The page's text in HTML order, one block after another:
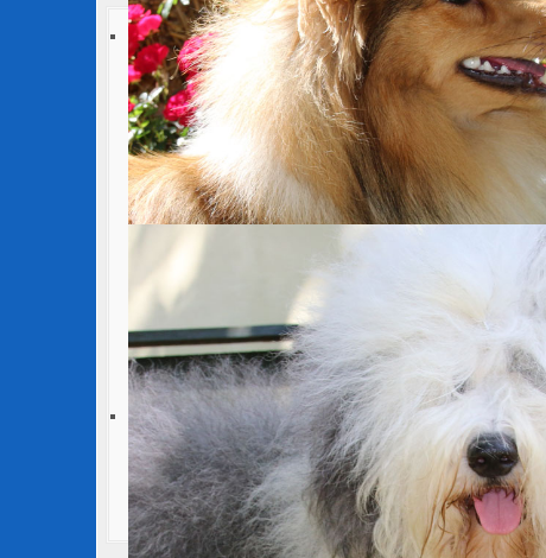
Übersicht
Suchen
Ebene
Kategorie: Rassenspezifisches
Anzahl Unterkategorien: 5
Unterkategorien:
Farbkatalog
Unterkategorien: 0
Dateien: 9
Unterkategorien: 0
Dateien: 8
Rassestandard
Unterkategorien: 0
Dateien: 8
Koerungen
Unterkategorien: 8
Dateien: 305
Zuchtbuecher
Unterkategorien: 8
Dateien: 173
Zurück